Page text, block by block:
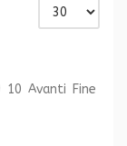
10 Avanti Fine